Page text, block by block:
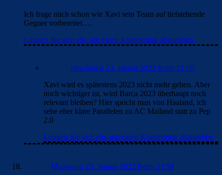
Ich frage mich schon wie Xavi sein Team auf tiefstehende
Gegner vorbereitet….
Loggen Sie sich ein, um einen Kommentar abzugeben
viva-barca 23. Januar 2022 Beim 21:59
Xavi wird es spätestens 2023 nicht mehr geben. Aber
noch wichtiger ist, wird Barca 2023 überhaupt noch
relevant bleiben? Hier spricht man von Haaland, ich
sehe eher klare Parallelen zu AC Mailand statt zu Pep
2.0
Loggen Sie sich ein, um einen Kommentar abzugeben
Mugiwara 23. Januar 2022 Beim 21:59